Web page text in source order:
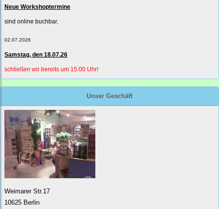
Neue Workshoptermine
sind online buchbar.
02.07.2026
Samstag, den 18.07.26
schließen wir bereits um 15:00 Uhr!
Unser Geschäft
Weimarer Str.17
10625 Berlin